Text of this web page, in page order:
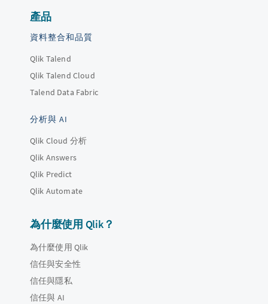
產品
資料整合和品質
Qlik Talend
Qlik Talend Cloud
Talend Data Fabric
分析與 AI
Qlik Cloud 分析
Qlik Answers
Qlik Predict
Qlik Automate
為什麼使用 Qlik？
為什麼使用 Qlik
信任與安全性
信任與隱私
信任與 AI